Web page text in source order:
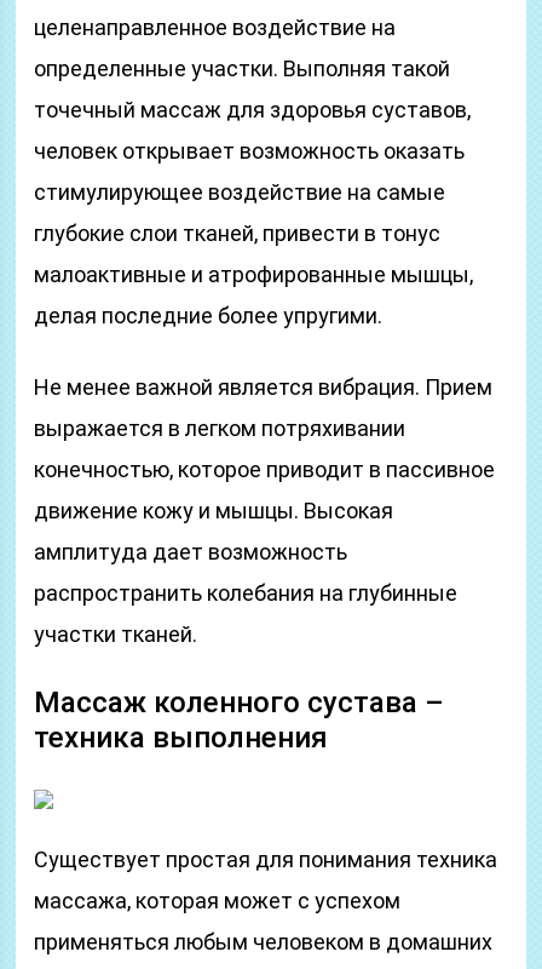
целенаправленное воздействие на
определенные участки. Выполняя такой
точечный массаж для здоровья суставов,
человек открывает возможность оказать
стимулирующее воздействие на самые
глубокие слои тканей, привести в тонус
малоактивные и атрофированные мышцы,
делая последние более упругими.
Не менее важной является вибрация. Прием
выражается в легком потряхивании
конечностью, которое приводит в пассивное
движение кожу и мышцы. Высокая
амплитуда дает возможность
распространить колебания на глубинные
участки тканей.
Массаж коленного сустава –
техника выполнения
Существует простая для понимания техника
массажа, которая может с успехом
применяться любым человеком в домашних